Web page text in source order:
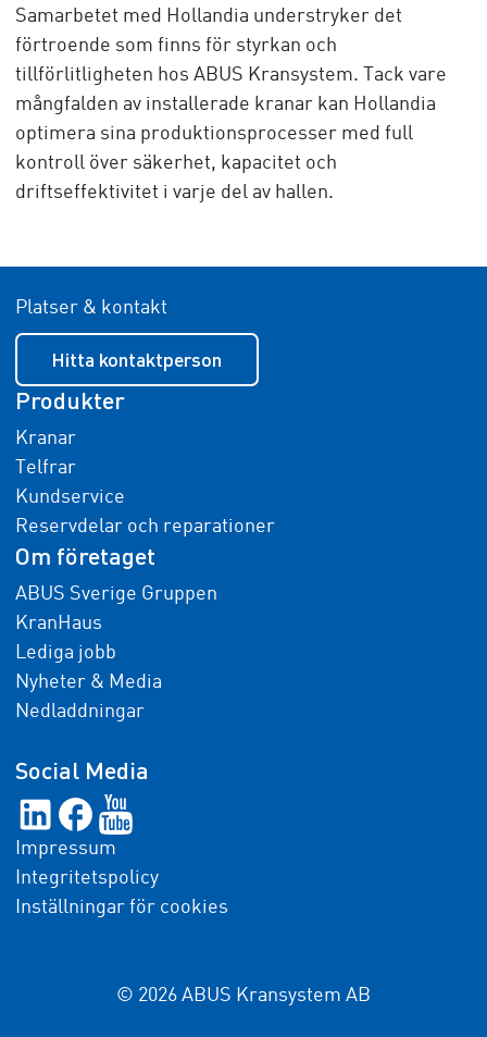
Samarbetet med Hollandia understryker det
förtroende som finns för styrkan och
tillförlitligheten hos ABUS Kransystem. Tack vare
mångfalden av installerade kranar kan Hollandia
optimera sina produktionsprocesser med full
kontroll över säkerhet, kapacitet och
driftseffektivitet i varje del av hallen.
Platser & kontakt
Hitta kontaktperson
Produkter
Kranar
Telfrar
Kundservice
Reservdelar och reparationer
Om företaget
ABUS Sverige Gruppen
KranHaus
Lediga jobb
Nyheter & Media
Nedladdningar
Social Media
Impressum
Integritetspolicy
Inställningar för cookies
© 2026 ABUS Kransystem AB